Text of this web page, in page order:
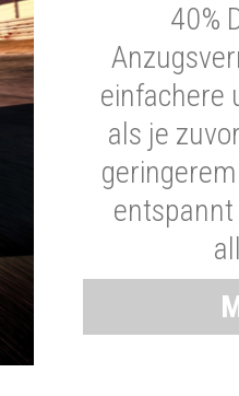
40%
einfachere
als je
entspannt